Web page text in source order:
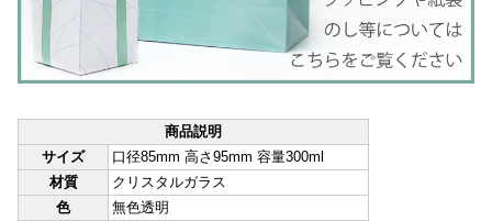
商品説明
サイズ
口径85mm 高さ95mm 容量300ml
材質
クリスタルガラス
色
無色透明